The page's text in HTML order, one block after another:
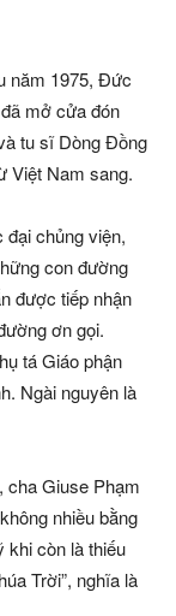
năm 1975, Đức
mở cửa đón
tu sĩ Dòng Đồng
Việt Nam sang.
đại chủng viện,
con đường
được tiếp nhận
ơn gọi.
tá Giáo phận
Ngài nguyên là
cha Giuse Phạm
nhiều bằng
khi còn là thiếu
Trời”, nghĩa là